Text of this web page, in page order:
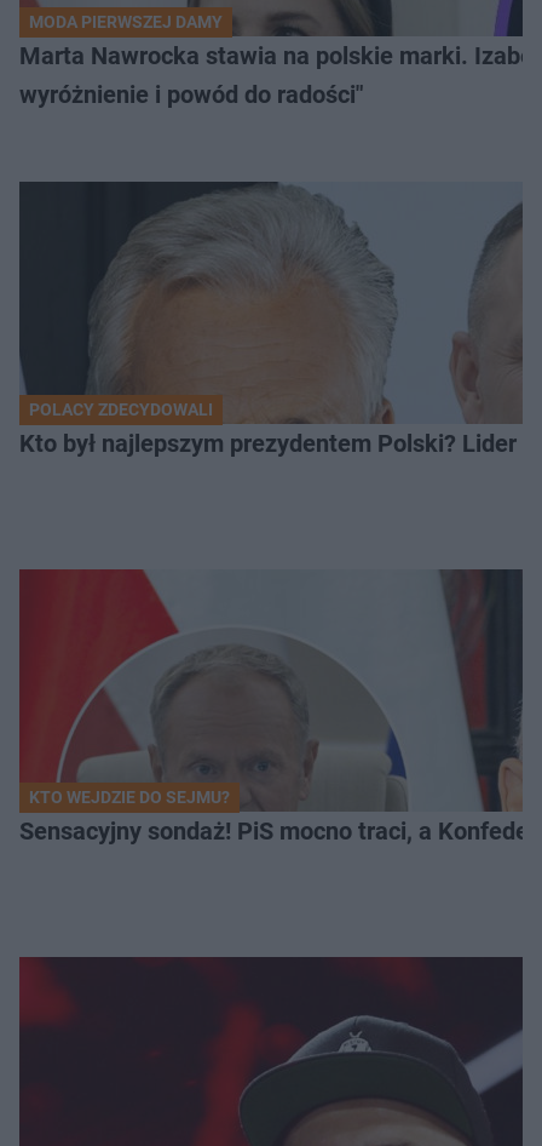
MODA PIERWSZEJ DAMY
Marta Nawrocka stawia na polskie marki.
wyróżnienie i powód do radości"
POLACY ZDECYDOWALI
Kto był najlepszym prezydentem Polski? Lider
KTO WEJDZIE DO SEJMU?
Sensacyjny sondaż! PiS mocno traci, a